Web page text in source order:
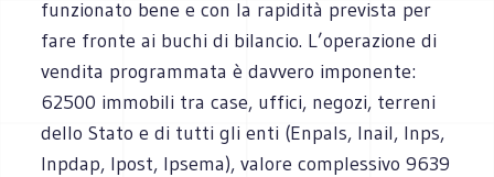
funzionato bene e con la rapidità prevista per
fare fronte ai buchi di bilancio. L’operazione di
vendita programmata è davvero imponente:
62500 immobili tra case, uffici, negozi, terreni
dello Stato e di tutti gli enti (Enpals, Inail, Inps,
Inpdap, Ipost, Ipsema), valore complessivo 9639